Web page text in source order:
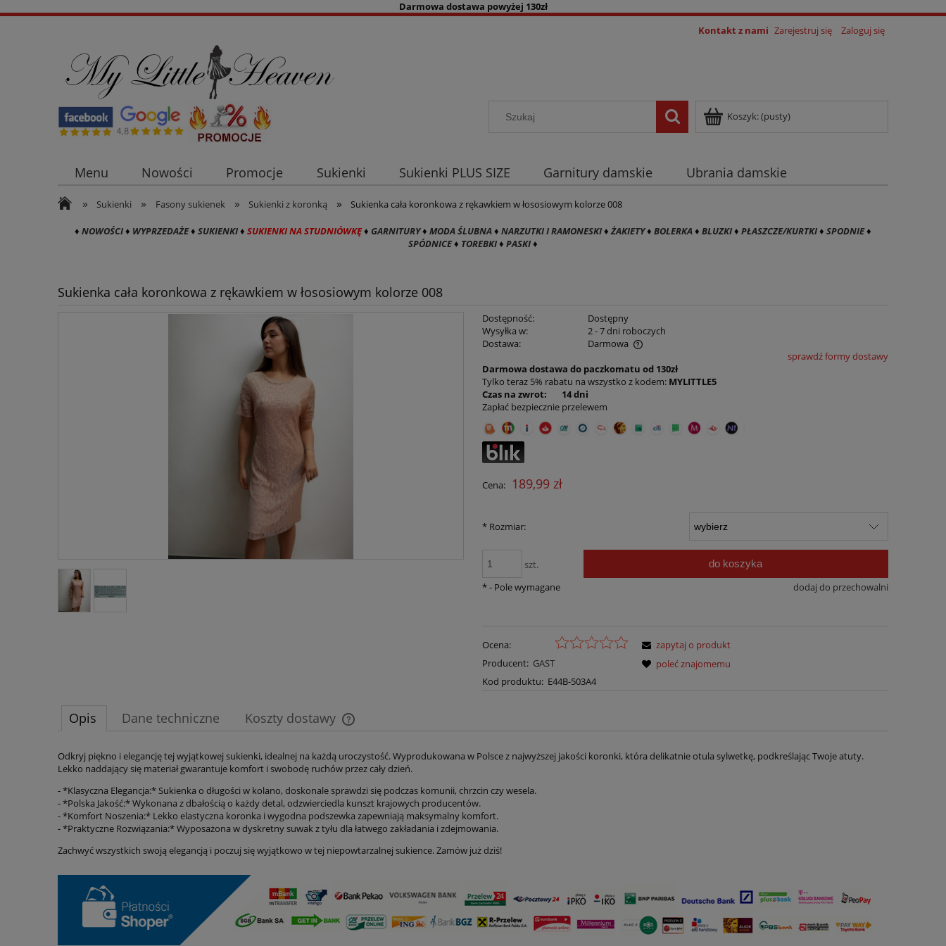
Darmowa dostawa powyżej 130zł
Kontakt z nami Zarejestruj się Zaloguj się
Koszyk:(pusty)
Menu Nowości Promocje Sukienki Sukienki PLUS SIZE Garnitury damskie
Ubrania damskie
Płaszcze i kurtki damskie
Sukienki na co dzień Akcesoria damskie Kolory
» Sukienki » Fasony sukienek » Sukienki z koronką » Sukienka cała koronkowa z rękawkiem w łososiowym kolorze 008
♦ NOWOŚCI♦ WYPRZEDAŻE♦ SUKIENKI♦ SUKIENKI NA STUDNIÓWKĘ♦ GARNITURY♦ MODA ŚLUBNA♦ NARZUTKI I RAMONESKI♦ŻAKIETY♦ BOLERKA♦ BLUZKI♦ PŁASZCZE/KURTKI♦ SPODNIE♦
SPÓDNICE♦ TOREBKI♦ PASKI♦
Sukienka cała koronkowa z rękawkiem w łososiowym kolorze 008
Dostępność:
Dostępny
Wysyłka w:
2 - 7 dni roboczych
Dostawa:
Darmowa
Cena nie zawiera ewentualnych kosztów
płatności
sprawdź formy dostawy
Darmowa dostawa do paczkomatu od 130zł
Tylko teraz 5% rabatu na wszystko z kodem: MYLITTLE5
Czas na zwrot: 14 dni
Zapłać bezpiecznie przelewem
Cena: 189,99 zł
*Rozmiar:
szt. do koszyka
dodaj do przechowalni
*- Pole wymagane
Ocena:
Producent: GAST
Kod produktu: E44B-503A4
zapytaj o produkt
poleć znajomemu
Opis Dane techniczne Koszty dostawy
Cena nie zawiera ewentualnych kosztów
płatności
Odkryj piękno i elegancję tej wyjątkowej sukienki, idealnej na każdą uroczystość. Wyprodukowana w Polsce z najwyższej jakości koronki, która delikatnie otula sylwetkę, podkreślając Twoje atuty.
Lekko naddający się materiał gwarantuje komfort i swobodę ruchów przez cały dzień.
- *Klasyczna Elegancja:* Sukienka o długości w kolano, doskonale sprawdzi się podczas komunii, chrzcin czy wesela.
- *Polska Jakość:* Wykonana z dbałością o każdy detal, odzwierciedla kunszt krajowych producentów.
- *Komfort Noszenia:* Lekko elastyczna koronka i wygodna podszewka zapewniają maksymalny komfort.
- *Praktyczne Rozwiązania:* Wyposażona w dyskretny suwak z tyłu dla łatwego zakładania i zdejmowania.
Zachwyć wszystkich swoją elegancją i poczuj się wyjątkowo w tej niepowtarzalnej sukience. Zamów już dziś!